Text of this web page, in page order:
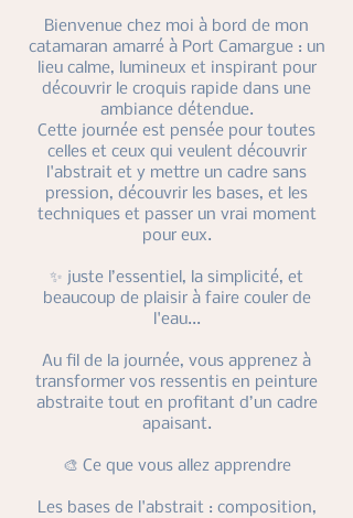
Bienvenue chez moi à bord de mon
catamaran amarré à Port Camargue : un
lieu calme, lumineux et inspirant pour
découvrir le croquis rapide dans une
ambiance détendue.
Cette journée est pensée pour toutes
celles et ceux qui veulent découvrir
l'abstrait et y mettre un cadre sans
pression, découvrir les bases, et les
techniques et passer un vrai moment
pour eux.
✨ juste l’essentiel, la simplicité, et
beaucoup de plaisir à faire couler de
l'eau...
Au fil de la journée, vous apprenez à
transformer vos ressentis en peinture
abstraite tout en profitant d’un cadre
apaisant.
🎨 Ce que vous allez apprendre
Les bases de l'abstrait : composition,